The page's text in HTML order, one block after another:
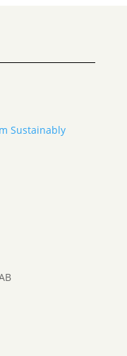
Sustainably